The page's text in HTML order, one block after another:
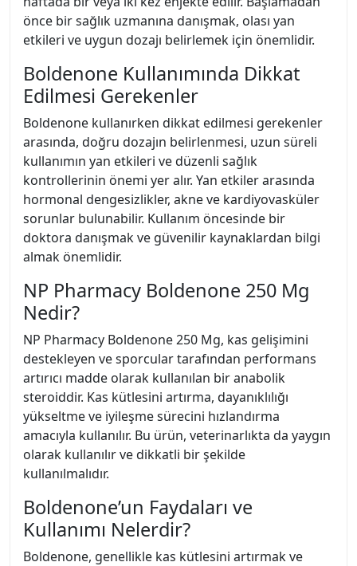
önce bir sağlık uzmanına danışmak, olası yan
etkileri ve uygun dozajı belirlemek için önemlidir.
Boldenone Kullanımında Dikkat
Edilmesi Gerekenler
Boldenone kullanırken dikkat edilmesi gerekenler
arasında, doğru dozajın belirlenmesi, uzun süreli
kullanımın yan etkileri ve düzenli sağlık
kontrollerinin önemi yer alır. Yan etkiler arasında
hormonal dengesizlikler, akne ve kardiyovasküler
sorunlar bulunabilir. Kullanım öncesinde bir
doktora danışmak ve güvenilir kaynaklardan bilgi
almak önemlidir.
NP Pharmacy Boldenone 250 Mg
Nedir?
NP Pharmacy Boldenone 250 Mg, kas gelişimini
destekleyen ve sporcular tarafından performans
artırıcı madde olarak kullanılan bir anabolik
steroiddir. Kas kütlesini artırma, dayanıklılığı
yükseltme ve iyileşme sürecini hızlandırma
amacıyla kullanılır. Bu ürün, veterinarlıkta da yaygın
olarak kullanılır ve dikkatli bir şekilde
kullanılmalıdır.
Boldenone’un Faydaları ve
Kullanımı Nelerdir?
Boldenone, genellikle kas kütlesini artırmak ve